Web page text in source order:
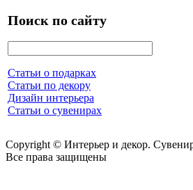
Поиск по сайту
Статьи о подарках
Статьи по декору
Дизайн интерьера
Статьи о сувенирах
Copyright © Интерьер и декор.
Все права защищены